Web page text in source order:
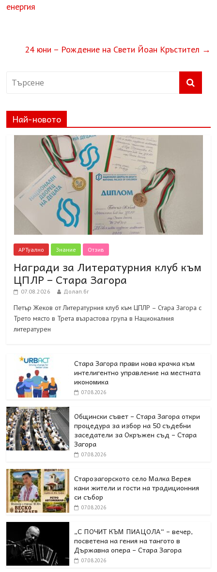
енергия
24 юни – Рождение на Свети Йоан Кръстител →
Най-новото
АРТуално Знание Отзив
Награди за Литературния клуб към
ЦПЛР – Стара Загора
07.08.2026 Долап.бг
Петър Жеков от Литературния клуб към ЦПЛР – Стара Загора с
Трето място в Трета възрастова група в Националния
литературен
Стара Загора прави нова крачка към
интелигентно управление на местната
икономика
07.08.2026
Общински съвет – Стара Загора откри
процедура за избор на 50 съдебни
заседатели за Окръжен съд – Стара
Загора
07.08.2026
Старозагорското село Малка Верея
кани жители и гости на традиционния
си събор
07.08.2026
„С ПОЧИТ КЪМ ПИАЦОЛА“ – вечер,
посветена на гения на тангото в
Държавна опера – Стара Загора
07.08.2026